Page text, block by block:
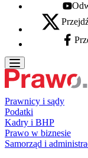
Youtube
X - otwiera się
Prawnicy i sądy
Podatki
Kadry i BHP
Prawo w biznesie
Samorząd i